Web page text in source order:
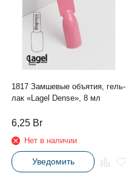
1817 Замшевые объятия, гель-
лак «Lagel Dense», 8 мл
6,25 Br
Нет в наличии
Уведомить